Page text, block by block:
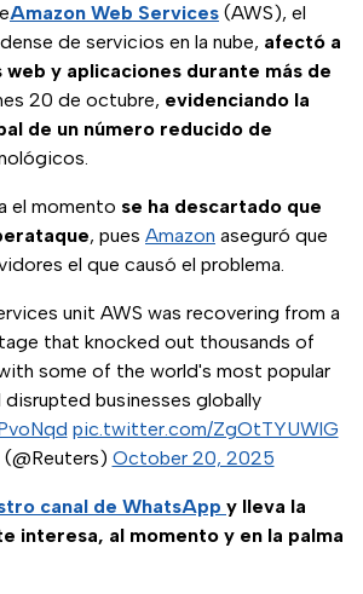
Amazon Web Services (AWS), el
de servicios en la nube, afectó a
y aplicaciones durante más de
20 de octubre, evidenciando la
de un número reducido de
el momento se ha descartado que
, pues Amazon aseguró que
el que causó el problema.
unit AWS was recovering from a
that knocked out thousands of
some of the world's most popular
disrupted businesses globally
pic.twitter.com/ZgOtTYUWlG
October 20, 2025
canal de WhatsApp y lleva la
interesa, al momento y en la palma